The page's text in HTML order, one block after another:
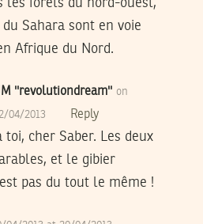
les forets du nord-ouest,
Sahara sont en voie
Afrique du Nord.
''revolutiondream'' on
04/2013 Reply
toi, cher Saber. Les deux
et le gibier
pas du tout le même !